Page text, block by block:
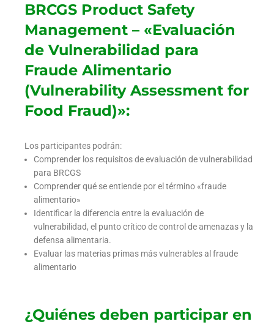
BRCGS Product Safety
Management – «Evaluación
de Vulnerabilidad para
Fraude Alimentario
(Vulnerability Assessment for
Food Fraud)»:
Los participantes podrán:
Comprender los requisitos de evaluación de vulnerabilidad
para BRCGS
Comprender qué se entiende por el término «fraude
alimentario»
Identificar la diferencia entre la evaluación de
vulnerabilidad, el punto crítico de control de amenazas y la
defensa alimentaria.
Evaluar las materias primas más vulnerables al fraude
alimentario
¿Quiénes deben participar en